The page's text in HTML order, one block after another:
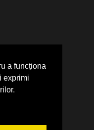
a funcționa
exprimi